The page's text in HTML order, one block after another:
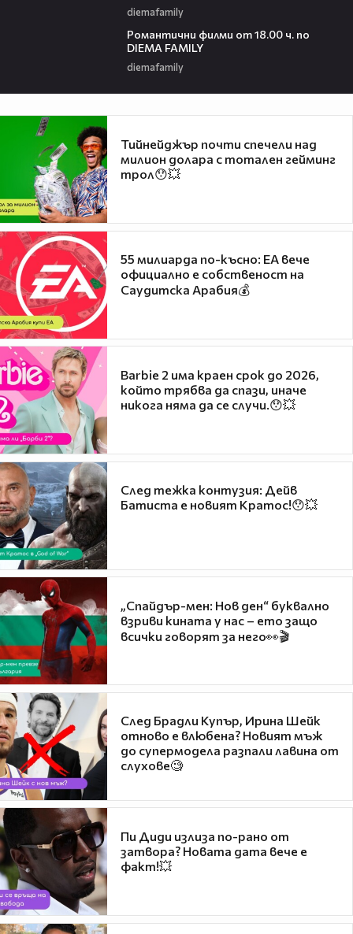
diemafamily
Романтични филми от 18.00 ч. по
DIEMA FAMILY
diemafamily
Тийнейджър почти спечели над
милион долара с тотален гейминг
трол😯💥
55 милиарда по-късно: EA вече
официално е собственост на
Саудитска Арабия💰
Barbie 2 има краен срок до 2026,
който трябва да спази, иначе
никога няма да се случи.😯💥
След тежка контузия: Дейв
Батиста е новият Кратос!😯💥
„Спайдър-мен: Нов ден“ буквално
взриви кината у нас – ето защо
всички говорят за него👀🎬
След Брадли Купър, Ирина Шейк
отново е влюбена? Новият мъж
до супермодела разпали лавина от
слухове🧐
Пи Диди излиза по-рано от
затвора? Новата дата вече е
факт!💥